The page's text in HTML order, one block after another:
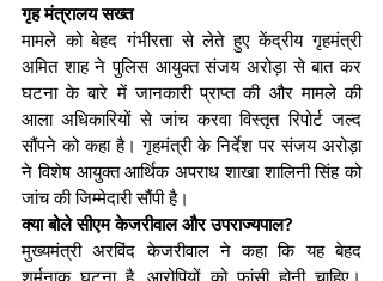
गृह मंत्रालय सख्त
मामले को बेहद गंभीरता से लेते हुए केंद्रीय गृहमंत्री
अमित शाह ने पुलिस आयुक्त संजय अरोड़ा से बात कर
घटना के बारे में जानकारी प्राप्त की और मामले की
आला अधिकारियों से जांच करवा विस्तृत रिपोर्ट जल्द
सौंपने को कहा है। गृहमंत्री के निर्देश पर संजय अरोड़ा
ने विशेष आयुक्त आर्थिक अपराध शाखा शालिनी सिंह को
जांच की जिम्मेदारी सौंपी है।
क्या बोले सीएम केजरीवाल और उपराज्यपाल?
मुख्यमंत्री अरविंद केजरीवाल ने कहा कि यह बेहद